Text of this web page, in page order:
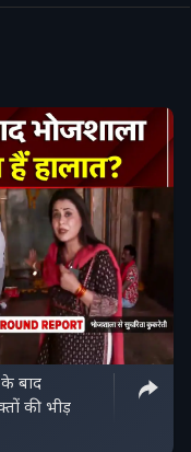
बाद
की भीड़